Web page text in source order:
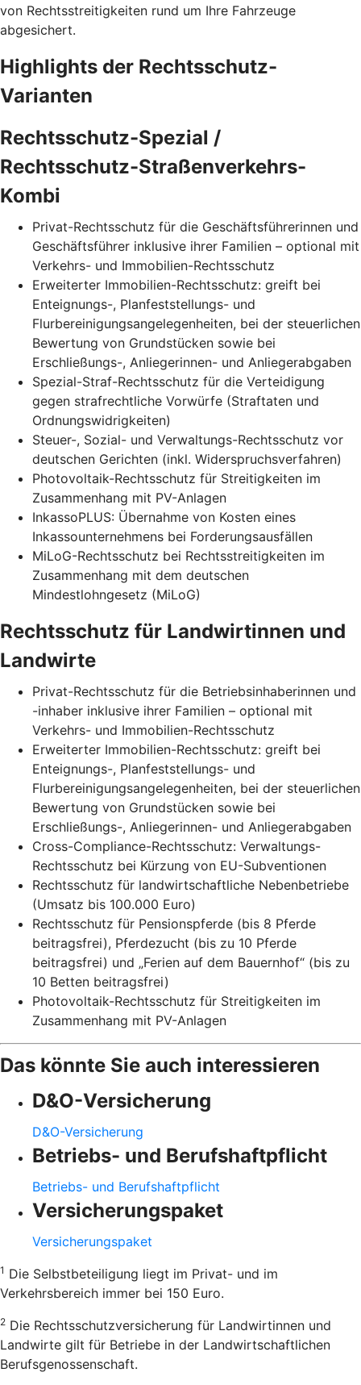
von Rechtsstreitigkeiten rund um Ihre Fahrzeuge
abgesichert.
Highlights der Rechtsschutz-
Varianten
Rechtsschutz-Spezial /
Rechtsschutz-Straßenverkehrs-
Kombi
Privat-Rechtsschutz für die Geschäftsführerinnen und
Geschäftsführer inklusive ihrer Familien – optional mit
Verkehrs- und Immobilien-Rechtsschutz
Erweiterter Immobilien-Rechtsschutz: greift bei
Enteignungs-, Planfeststellungs- und
Flurbereinigungsangelegenheiten, bei der steuerlichen
Bewertung von Grundstücken sowie bei
Erschließungs-, Anliegerinnen- und Anliegerabgaben
Spezial-Straf-Rechtsschutz für die Verteidigung
gegen strafrechtliche Vorwürfe (Straftaten und
Ordnungswidrigkeiten)
Steuer-, Sozial- und Verwaltungs-Rechtsschutz vor
deutschen Gerichten (inkl. Widerspruchsverfahren)
Photovoltaik-Rechtsschutz für Streitigkeiten im
Zusammenhang mit PV-Anlagen
InkassoPLUS: Übernahme von Kosten eines
Inkassounternehmens bei Forderungsausfällen
MiLoG-Rechtsschutz bei Rechtsstreitigkeiten im
Zusammenhang mit dem deutschen
Mindestlohngesetz (MiLoG)
Rechtsschutz für Landwirtinnen und
Landwirte
Privat-Rechtsschutz für die Betriebsinhaberinnen und
-inhaber inklusive ihrer Familien – optional mit
Verkehrs- und Immobilien-Rechtsschutz
Erweiterter Immobilien-Rechtsschutz: greift bei
Enteignungs-, Planfeststellungs- und
Flurbereinigungsangelegenheiten, bei der steuerlichen
Bewertung von Grundstücken sowie bei
Erschließungs-, Anliegerinnen- und Anliegerabgaben
Cross-Compliance-Rechtsschutz: Verwaltungs-
Rechtsschutz bei Kürzung von EU-Subventionen
Rechtsschutz für landwirtschaftliche Nebenbetriebe
(Umsatz bis 100.000 Euro)
Rechtsschutz für Pensionspferde (bis 8 Pferde
beitragsfrei), Pferdezucht (bis zu 10 Pferde
beitragsfrei) und „Ferien auf dem Bauernhof“ (bis zu
10 Betten beitragsfrei)
Photovoltaik-Rechtsschutz für Streitigkeiten im
Zusammenhang mit PV-Anlagen
Das könnte Sie auch interessieren
D&O-Versicherung
D&O-Versicherung
Betriebs- und Berufshaftpflicht
Betriebs- und Berufshaftpflicht
Versicherungspaket
Versicherungspaket
1 Die Selbstbeteiligung liegt im Privat- und im
Verkehrsbereich immer bei 150 Euro.
2 Die Rechtsschutzversicherung für Landwirtinnen und
Landwirte gilt für Betriebe in der Landwirtschaftlichen
Berufsgenossenschaft.